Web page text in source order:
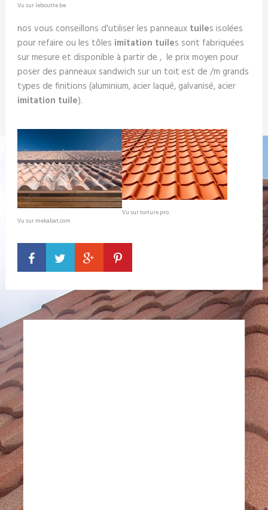
Vu sur leboutte.be
nos vous conseillons d'utiliser les panneaux tuiles isolées
pour refaire ou les tôles imitation tuiles sont fabriquées
sur mesure et disponible à partir de , le prix moyen pour
poser des panneaux sandwich sur un toit est de /m grands
types de finitions (aluminium, acier laqué, galvanisé, acier
imitation tuile).
Vu sur mekabat.com
Vu sur toiture.pro